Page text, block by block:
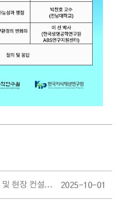
제1차 ABS 역량강화 교육 및 현장 컨설팅(10.14) 개최 안내 2025-10-01